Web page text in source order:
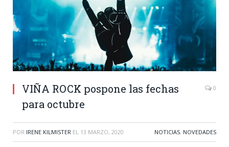
VIÑA ROCK pospone las fechas
para octubre
0
POR IRENE KILMISTER EL 13 MARZO, 2020 NOTICIAS, NOVEDADES